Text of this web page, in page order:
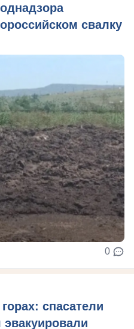
свалку
0
спасатели
эвакуировали